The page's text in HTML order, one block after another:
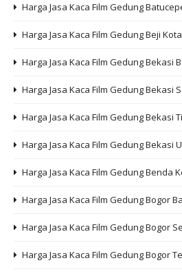
Harga Jasa Kaca Film Gedung
Harga Jasa Kaca Film Gedung Beji
Harga Jasa Kaca Film Gedung Bekasi
Harga Jasa Kaca Film Gedung Bekasi
Harga Jasa Kaca Film Gedung Bekasi
Harga Jasa Kaca Film Gedung Bekasi
Harga Jasa Kaca Film Gedung Benda
Harga Jasa Kaca Film Gedung Bogor
Harga Jasa Kaca Film Gedung Bogor
Harga Jasa Kaca Film Gedung Bogor